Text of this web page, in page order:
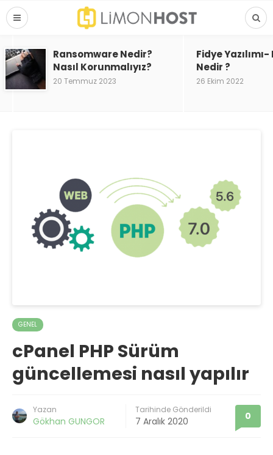
Ransomware Nedir?
Nasıl Korunmalıyız?
20 Temmuz 2023
Fidye
Nedir ?
26 Ekim 2022
GENEL
cPanel PHP Sürüm
güncellemesi nasıl yapılır
Yazan
Gökhan GUNGOR
Tarihinde Gönderildi
7 Aralık 2020 0